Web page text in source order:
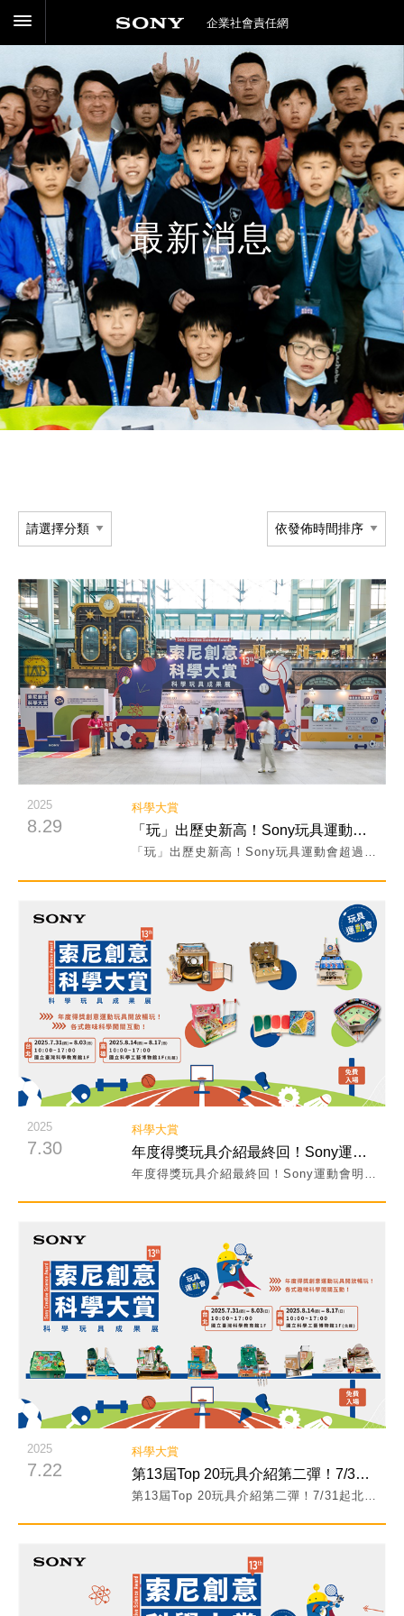
企業社會責任網
最新消息
閱讀詳細內容
2025
8.29
科學大賞
「玩」出歷史新高！Sony玩具運動會超過25,000人次參加！
「玩」出歷史新高！Sony玩具運動會超過25,000人次參加！
2025
7.30
科學大賞
年度得獎玩具介紹最終回！Sony運動會明日正式開幕！
2025
7.22
科學大賞
第13屆Top 20玩具介紹第二彈！7/31起北高巡展免費體驗！